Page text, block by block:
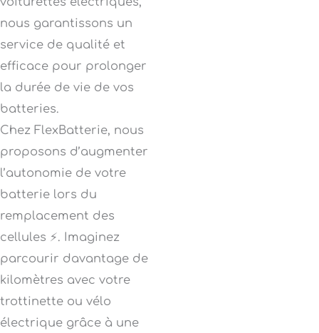
nous garantissons un
service de qualité et
efficace pour prolonger
la durée de vie de vos
batteries.
Chez FlexBatterie, nous
proposons d’augmenter
l’autonomie de votre
batterie lors du
remplacement des
cellules ⚡. Imaginez
parcourir davantage de
kilomètres avec votre
trottinette ou vélo
électrique grâce à une